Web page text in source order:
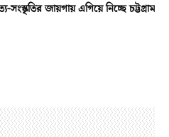
সংস্কৃতির জায়গায় এগিয়ে নিচ্ছে চট্টগ্রাম